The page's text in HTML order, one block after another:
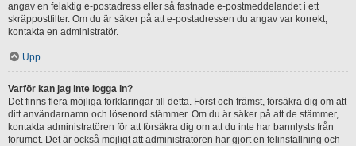
angav en felaktig e-postadress eller så fastnade e-postmeddelandet i ett
skräppostfilter. Om du är säker på att e-postadressen du angav var korrekt,
kontakta en administratör.
Upp
Varför kan jag inte logga in?
Det finns flera möjliga förklaringar till detta. Först och främst, försäkra dig om att
ditt användarnamn och lösenord stämmer. Om du är säker på att de stämmer,
kontakta administratören för att försäkra dig om att du inte har bannlysts från
forumet. Det är också möjligt att administratören har gjort en felinställning och